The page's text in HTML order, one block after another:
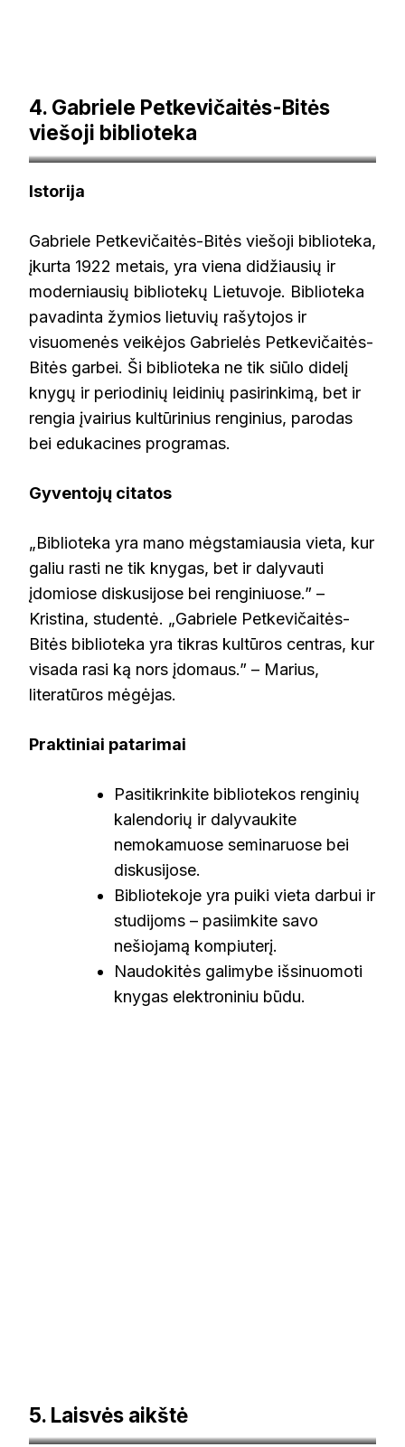
4. Gabriele Petkevičaitės-Bitės
viešoji biblioteka
Autorius Obivan Kenobi – Mano darbas, CC BY-SA 4.0,
https://commons.wikimedia.org/w/index.php?
Istorija
Gabriele Petkevičaitės-Bitės viešoji biblioteka,
įkurta 1922 metais, yra viena didžiausių ir
moderniausių bibliotekų Lietuvoje. Biblioteka
pavadinta žymios lietuvių rašytojos ir
visuomenės veikėjos Gabrielės Petkevičaitės-
Bitės garbei. Ši biblioteka ne tik siūlo didelį
knygų ir periodinių leidinių pasirinkimą, bet ir
rengia įvairius kultūrinius renginius, parodas
bei edukacines programas.
Gyventojų citatos
„Biblioteka yra mano mėgstamiausia vieta, kur
galiu rasti ne tik knygas, bet ir dalyvauti
įdomiose diskusijose bei renginiuose.” –
Kristina, studentė. „Gabriele Petkevičaitės-
Bitės biblioteka yra tikras kultūros centras, kur
visada rasi ką nors įdomaus.” – Marius,
literatūros mėgėjas.
Praktiniai patarimai
Pasitikrinkite bibliotekos renginių
kalendorių ir dalyvaukite
nemokamuose seminaruose bei
diskusijose.
Bibliotekoje yra puiki vieta darbui ir
studijoms – pasiimkite savo
nešiojamą kompiuterį.
Naudokitės galimybe išsinuomoti
knygas elektroniniu būdu.
5. Laisvės aikštė